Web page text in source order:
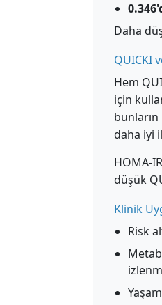
Daha
QUICKI
Hem
için
daha iyi
HOMA-
düşük
Klinik
Risk